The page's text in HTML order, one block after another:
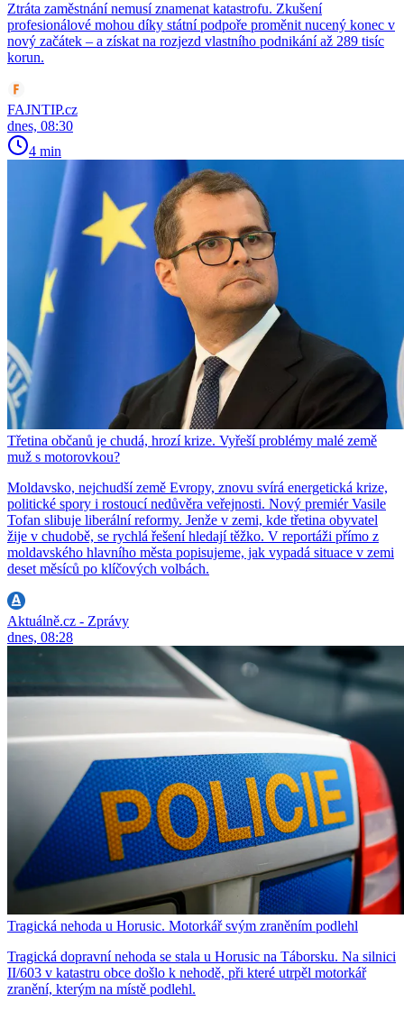
Ztráta zaměstnání nemusí znamenat katastrofu. Zkušení
profesionálové mohou díky státní podpoře proměnit nucený konec v
nový začátek – a získat na rozjezd vlastního podnikání až 289 tisíc
korun.
FAJNTIP.cz
dnes, 08:30
4 min
Třetina občanů je chudá, hrozí krize. Vyřeší problémy malé země
muž s motorovkou?
Moldavsko, nejchudší země Evropy, znovu svírá energetická krize,
politické spory i rostoucí nedůvěra veřejnosti. Nový premiér Vasile
Tofan slibuje liberální reformy. Jenže v zemi, kde třetina obyvatel
žije v chudobě, se rychlá řešení hledají těžko. V reportáži přímo z
moldavského hlavního města popisujeme, jak vypadá situace v zemi
deset měsíců po klíčových volbách.
Aktuálně.cz - Zprávy
dnes, 08:28
Tragická nehoda u Horusic. Motorkář svým zraněním podlehl
Tragická dopravní nehoda se stala u Horusic na Táborsku. Na silnici
II/603 v katastru obce došlo k nehodě, při které utrpěl motorkář
zranění, kterým na místě podlehl.